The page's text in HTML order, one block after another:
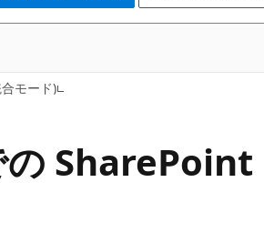
モード)
SharePoint